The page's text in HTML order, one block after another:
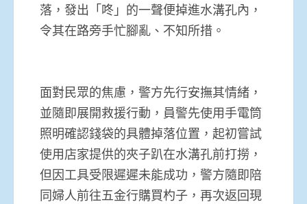
落，發出「咚」的一聲便掉進水溝孔內，
令其在路旁手忙腳亂、不知所措。
面對民眾的焦慮，警方先行安撫其情緒，
並隨即展開救援行動，員警先使用手電筒
照明確認錢袋的具體掉落位置，起初嘗試
使用店家提供的夾子趴在水溝孔前打撈，
但因工具受限遲遲未能成功，警方隨即陪
同婦人前往五金行購買杓子，再次返回現